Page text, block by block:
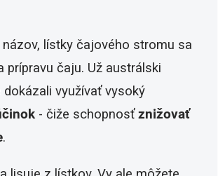
názov, lístky čajového stromu sa
prípravu čaju. Už austrálski
využívať vysoký
- čiže schopnosťznižovať
.